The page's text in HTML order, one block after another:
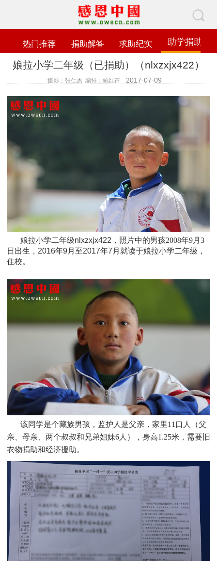
热门推荐 捐助解答 求助纪实 助学捐助
娘拉小学二年级（已捐助）（nlxzxjx422）
摄影：张仁杰 编排：鲍红蓓 2017-07-09
娘拉小学二年级nlxzxjx422，照片中的男孩2008年9月3
日 出生， 2016年9月至2017年7月就读于娘拉小学二年级 ，
住校。
该同学是个藏族男孩，监护人是父亲，家里11口人（父
亲、母亲、两个叔叔和兄弟姐妹6人），身高1.25米，需要旧
衣物捐助和经济援助。